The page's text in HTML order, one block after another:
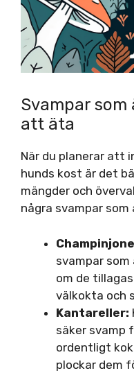
Svampar
att äta
När du planerar att
hunds kost är det
mängder och
några svampar
svampar
om de
välkokta och
Kantareller:
säker svamp
ordentligt
plockar dem